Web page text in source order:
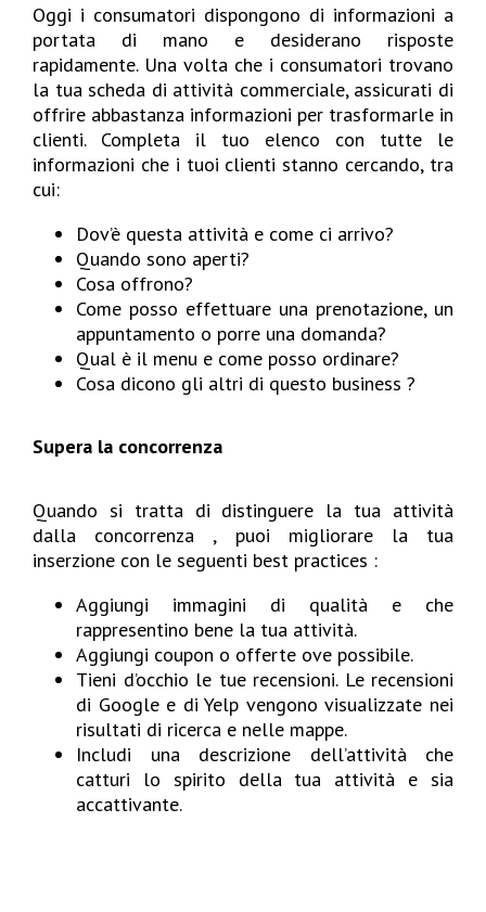
Oggi i consumatori dispongono di informazioni a
portata di mano e desiderano risposte
rapidamente. Una volta che i consumatori trovano
la tua scheda di attività commerciale, assicurati di
offrire abbastanza informazioni per trasformarle in
clienti. Completa il tuo elenco con tutte le
informazioni che i tuoi clienti stanno cercando, tra
cui:
Dov’è questa attività e come ci arrivo?
Quando sono aperti?
Cosa offrono?
Come posso effettuare una prenotazione, un
appuntamento o porre una domanda?
Qual è il menu e come posso ordinare?
Cosa dicono gli altri di questo business ?
Supera la concorrenza
Quando si tratta di distinguere la tua attività
dalla concorrenza , puoi migliorare la tua
inserzione con le seguenti best practices :
Aggiungi immagini di qualità e che
rappresentino bene la tua attività.
Aggiungi coupon o offerte ove possibile.
Tieni d’occhio le tue recensioni. Le recensioni
di Google e di Yelp vengono visualizzate nei
risultati di ricerca e nelle mappe.
Includi una descrizione dell’attività che
catturi lo spirito della tua attività e sia
accattivante.